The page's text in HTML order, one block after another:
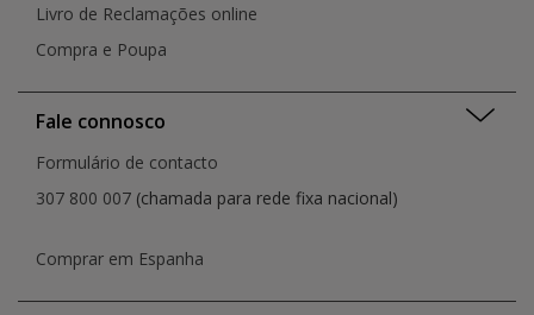
Livro de Reclamações online
Compra e Poupa
Fale connosco
Formulário de contacto
307 800 007 (chamada para rede fixa nacional)
Comprar em Espanha